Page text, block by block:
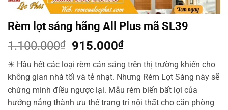
Rèm lọt sáng hãng All Plus mã SL39
1.100.000₫
Giá
gốc
là:
1.100.000₫.
915.000₫Giá
hiện
tại
là:
915.000₫.
☀ Hầu hết các loại rèm cản sáng trên thị trường khiến cho
không gian nhà tối và tẻ nhạt. Nhưng Rèm Lọt Sáng này sẽ
chứng minh điều ngược lại. Mẫu rèm biến bất lợi của
hướng nắng thành ưu thế trang trí nội thất cho căn phòng